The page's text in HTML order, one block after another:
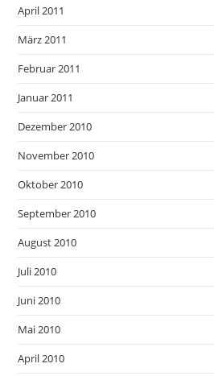
April 2011
März 2011
Februar 2011
Januar 2011
Dezember 2010
November 2010
Oktober 2010
September 2010
August 2010
Juli 2010
Juni 2010
Mai 2010
April 2010